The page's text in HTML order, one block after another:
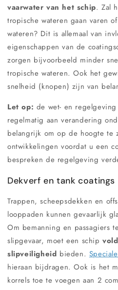
vaarwater van het schip. Zal
tropische wateren gaan varen
wateren? Dit is allemaal van
eigenschappen van de
zorgen bijvoorbeeld minder
tropische wateren. Ook het
snelheid (knopen) zijn van
Let op: de wet- en
regelmatig aan verandering
belangrijk om op de hoogte te
ontwikkelingen voordat u een
bespreken de regelgeving
Dekverf en tank coatings
Trappen, scheepsdekken en
looppaden kunnen gevaarlijk
Om bemanning en passagiers
slipgevaar, moet een schip
slipveiligheid bieden.
hieraan bijdragen. Ook is het
korrels toe te voegen aan 2